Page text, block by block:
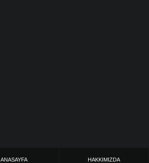
ANASAYFA HAKKIMIZDA